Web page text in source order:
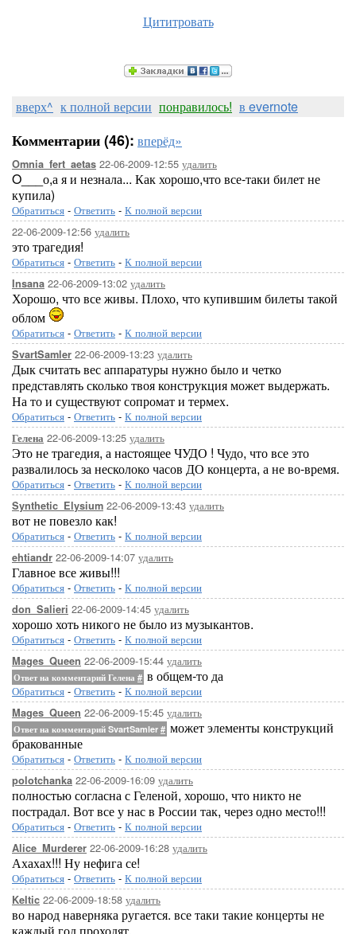
Цититровать
вверх^ к полной версии понравилось! в evernote
Комментарии (46): вперёд»
Omnia_fert_aetas 22-06-2009-12:55 удалить
O___о,а я и незнала... Как хорошо,что все-таки билет не
купила)
Обратиться - Ответить - К полной версии
22-06-2009-12:56 удалить
это трагедия!
Обратиться - Ответить - К полной версии
Insana 22-06-2009-13:02 удалить
Хорошо, что все живы. Плохо, что купившим билеты такой
облом
Обратиться - Ответить - К полной версии
SvartSamler 22-06-2009-13:23 удалить
Дык считать вес аппаратуры нужно было и четко
представлять сколько твоя конструкция может выдержать.
На то и существуют сопромат и термех.
Обратиться - Ответить - К полной версии
Гелена 22-06-2009-13:25 удалить
Это не трагедия, а настоящее ЧУДО ! Чудо, что все это
развалилось за несколоко часов ДО концерта, а не во-время.
Обратиться - Ответить - К полной версии
Synthetic_Elysium 22-06-2009-13:43 удалить
вот не повезло как!
Обратиться - Ответить - К полной версии
ehtiandr 22-06-2009-14:07 удалить
Главное все живы!!!
Обратиться - Ответить - К полной версии
don_Salieri 22-06-2009-14:45 удалить
хорошо хоть никого не было из музыкантов.
Обратиться - Ответить - К полной версии
Mages_Queen 22-06-2009-15:44 удалить
Ответ на комментарий Гелена # в общем-то да
Обратиться - Ответить - К полной версии
Mages_Queen 22-06-2009-15:45 удалить
Ответ на комментарий SvartSamler # может элементы конструкций
бракованные
Обратиться - Ответить - К полной версии
polotchanka 22-06-2009-16:09 удалить
полностью согласна с Геленой, хорошо, что никто не
пострадал. Вот все у нас в России так, через одно место!!!
Обратиться - Ответить - К полной версии
Alice_Murderer 22-06-2009-16:28 удалить
Ахахах!!! Ну нефига се!
Обратиться - Ответить - К полной версии
Keltic 22-06-2009-18:58 удалить
во народ наверняка ругается. все таки такие концерты не